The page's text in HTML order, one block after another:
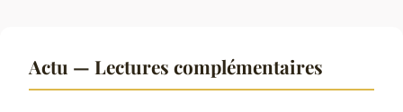
Actu — Lectures complémentaires